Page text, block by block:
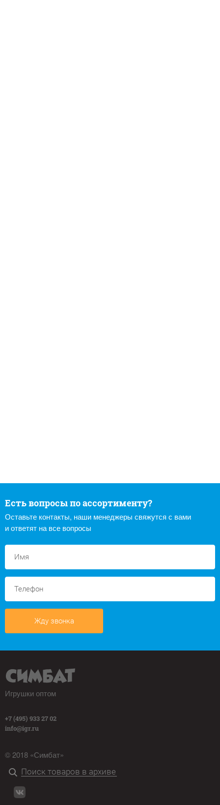
Есть вопросы по ассортименту?
Оставьте контакты, наши менеджеры свяжутся с вами
и ответят на все вопросы
Жду звонка
Игрушки оптом
+7 (495) 933 27 02
info@igr.ru
© 2018 «Симбат»